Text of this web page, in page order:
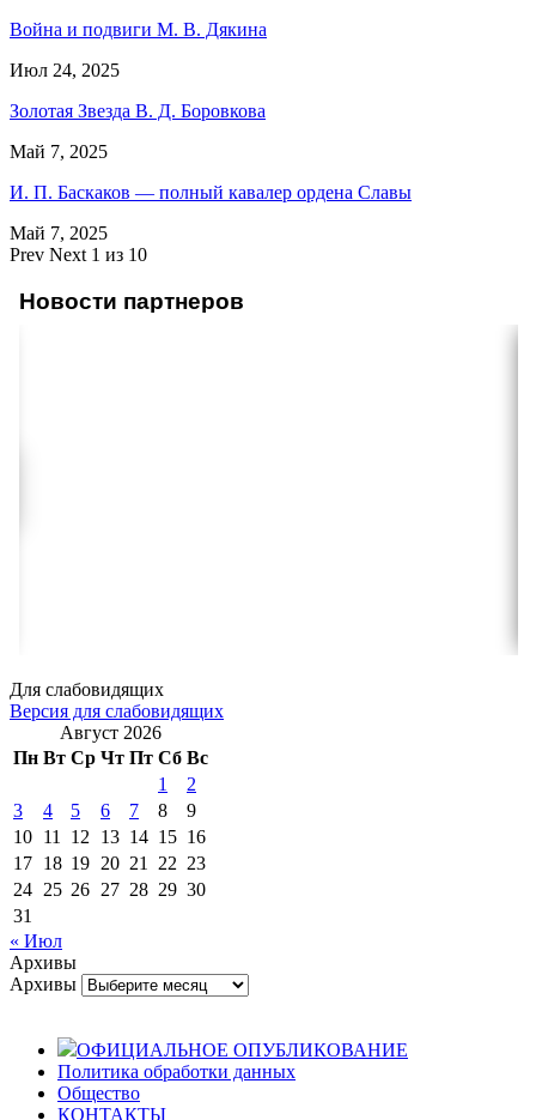
Война и подвиги М. В. Дякина
Июл 24, 2025
Золотая Звезда В. Д. Боровкова
Май 7, 2025
И. П. Баскаков — полный кавалер ордена Славы
Май 7, 2025
Prev Next 1 из 10
Новости партнеров
Для слабовидящих
Версия для слабовидящих
Август 2026
Пн Вт Ср Чт Пт Сб Вс
1
2
3
4 5 6 7 8
9
10 11 12 13 14 15 16
17 18 19 20 21 22 23
24 25 26 27 28 29 30
31
« Июл
Архивы
Архивы
ОФИЦИАЛЬНОЕ ОПУБЛИКОВАНИЕ
Политика обработки данных
Общество
КОНТАКТЫ